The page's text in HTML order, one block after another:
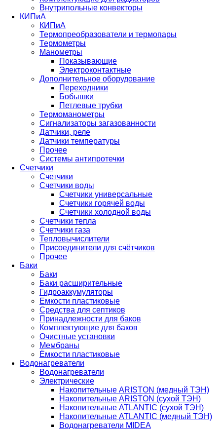
Внутрипольные конвекторы
КИПиА
КИПиА
Термопреобразователи и термопары
Термометры
Манометры
Показывающие
Электроконтактные
Дополнительное оборудование
Переходники
Бобышки
Петлевые трубки
Термоманометры
Сигнализаторы загазованности
Датчики, реле
Датчики температуры
Прочее
Системы антипротечки
Счетчики
Счетчики
Счетчики воды
Счетчики универсальные
Счетчики горячей воды
Счетчики холодной воды
Счетчики тепла
Счетчики газа
Тепловычислители
Присоединители для счётчиков
Прочее
Баки
Баки
Баки расширительные
Гидроаккумуляторы
Емкости пластиковые
Средства для септиков
Принадлежности для баков
Комплектующие для баков
Очистные установки
Мембраны
Ёмкости пластиковые
Водонагреватели
Водонагреватели
Электрические
Накопительные ARISTON (медный ТЭН)
Накопительные ARISTON (сухой ТЭН)
Накопительные ATLANTIC (сухой ТЭН)
Накопительные ATLANTIC (медный ТЭН)
Водонагреватели MIDEA